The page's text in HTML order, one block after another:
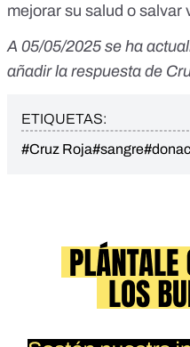
mejorar su salud o salvar
A 05/05/2025 se ha
añadir la respuesta de
ETIQUETAS:
#Cruz Roja#sangre